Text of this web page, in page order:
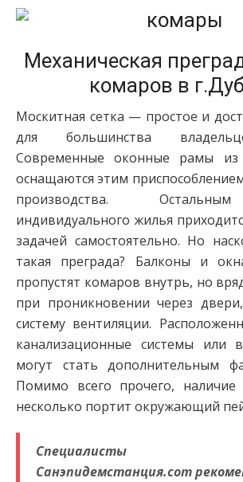
Механическая
комаров в
Москитная сетка — простое и
для большинства
Современные оконные рамы из
оснащаются этим
производства.
индивидуального жилья
задачей самостоятельно. Но
такая преграда? Балконы и
пропустят комаров внутрь, но
при проникновении через
систему вентиляции.
канализационные системы или
могут стать дополнительным
Помимо всего прочего,
несколько портит окружающий
Специалисты
Санэпидемстанция.com